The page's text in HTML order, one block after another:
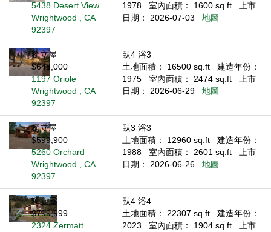
5438 Desert View
Wrightwood , CA
92397
1978
室內面積： 1600 sq.ft
上市
日期： 2026-07-03
地圖
獨立屋
$648,000
1197 Oriole
Wrightwood , CA
92397
臥4 浴3
土地面積： 16500 sq.ft
建造年份：
1975
室內面積： 2474 sq.ft
上市
日期： 2026-06-29
地圖
獨立屋
$599,900
5260 Orchard
Wrightwood , CA
92397
臥3 浴3
土地面積： 12960 sq.ft
建造年份：
1988
室內面積： 2601 sq.ft
上市
日期： 2026-06-26
地圖
獨立屋
$799,999
2324 Zermatt
臥4 浴4
土地面積： 22307 sq.ft
建造年份：
2023
室內面積： 1904 sq.ft
上市